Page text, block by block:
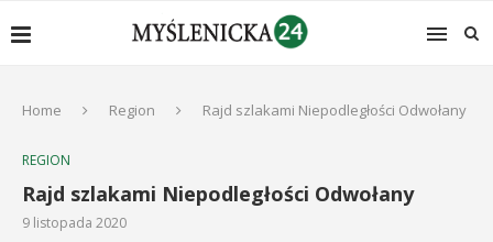
Home Region Rajd szlakami Niepodległości Odwołany
REGION
Rajd szlakami Niepodległości Odwołany
9 listopada 2020